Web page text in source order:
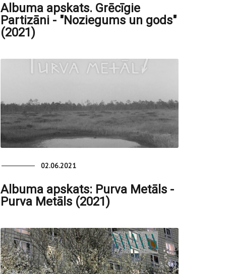
Albuma apskats. Grēcīgie
Partizāni - "Noziegums un gods"
(2021)
02.06.2021
Albuma apskats: Purva Metāls -
Purva Metāls (2021)